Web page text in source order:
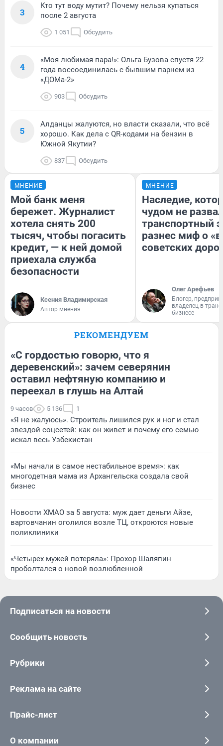
3
Кто тут воду мутит? Почему нельзя купаться
после 2 августа
1 051 Обсудить
4
«Моя любимая пара!»: Ольга Бузова спустя 22
года воссоединилась с бывшим парнем из
«ДОМа-2»
903 Обсудить
5
Алданцы жалуются, но власти сказали, что всё
хорошо. Как дела с QR-кодами на бензин в
Южной Якутии?
837 Обсудить
МНЕНИЕ
Мой банк меня
бережет. Журналист
хотела снять 200
тысяч, чтобы погасить
кредит, — к ней домой
приехала служба
безопасности
Ксения Владимирская
Автор мнения
МНЕНИЕ
Наследие,
чудом не
транспортный
разнес миф о
советских
Олег Арефьев
Блогер,
владелец в
бизнесе
РЕКОМЕНДУЕМ
«С гордостью говорю, что я
деревенский»: зачем северянин
оставил нефтяную компанию и
переехал в глушь на Алтай
9 часов 5 136 1
«Я не жалуюсь». Строитель лишился рук и ног и стал
звездой соцсетей: как он живет и почему его семью
искал весь Узбекистан
«Мы начали в самое нестабильное время»: как
многодетная мама из Архангельска создала свой
бизнес
Новости ХМАО за 5 августа: муж дает деньги Айзе,
вартовчанин оголился возле ТЦ, откроются новые
поликлиники
«Четырех мужей потеряла»: Прохор Шаляпин
проболтался о новой возлюбленной
Подписаться на новости
Сообщить новость
Рубрики
Реклама на сайте
Прайс-лист
О компании